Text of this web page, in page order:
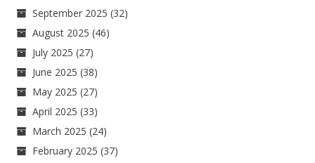
September 2025 (32)
August 2025 (46)
July 2025 (27)
June 2025 (38)
May 2025 (27)
April 2025 (33)
March 2025 (24)
February 2025 (37)